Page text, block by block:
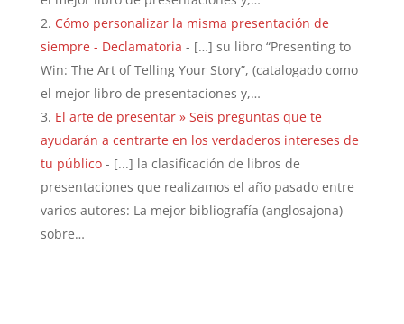
Cómo personalizar la misma presentación de
siempre - Declamatoria - […] su libro “Presenting to
Win: The Art of Telling Your Story”, (catalogado como
el mejor libro de presentaciones y,…
El arte de presentar » Seis preguntas que te
ayudarán a centrarte en los verdaderos intereses de
tu público- [...] la clasificación de libros de
presentaciones que realizamos el año pasado entre
varios autores: La mejor bibliografía (anglosajona)
sobre…